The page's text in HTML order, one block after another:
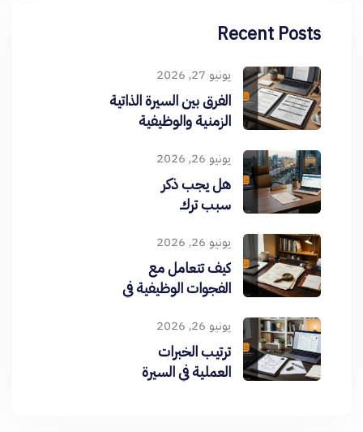
Recent Posts
يونيو 27, 2026
الفرق بين السيرة الذاتية
الزمنية والوظيفية
يونيو 26, 2026
هل يجب ذكر
سبب ترك
يونيو 26, 2026
كيف تتعامل مع
الفجوات الوظيفية في
يونيو 26, 2026
ترتيب الخبرات
العملية في السيرة